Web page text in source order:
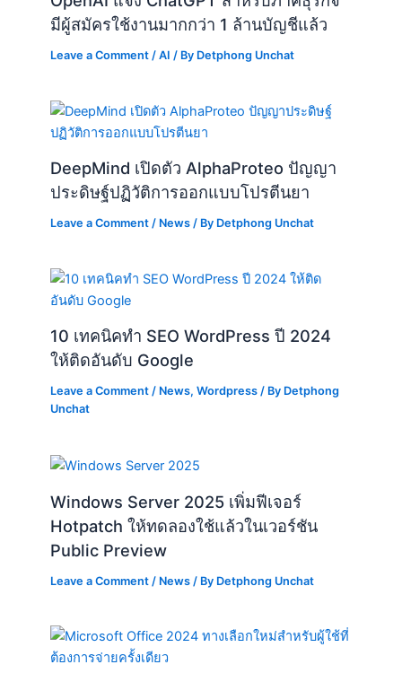
มีผู้สมัครใช้งานมากกว่า 1 ล้านบัญชีแล้ว
Leave a Comment /AI / By Detphong Unchat
DeepMind เปิดตัว AlphaProteo ปัญญา
ประดิษฐ์ปฏิวัติการออกแบบโปรตีนยา
Leave a Comment / News / By Detphong Unchat
10 เทคนิคทำ SEO WordPress ปี 2024
ให้ติดอันดับ Google
Leave a Comment / News,Wordpress / By Detphong
Unchat
Windows Server 2025 เพิ่มฟีเจอร์
Hotpatch ให้ทดลองใช้แล้วในเวอร์ชัน
Public Preview
Leave a Comment / News / By Detphong Unchat